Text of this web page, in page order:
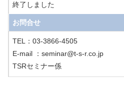
終了しました
お問合せ
TEL：03-3866-4505
E-mail ：seminar@t-s-r.co.jp
TSRセミナー係